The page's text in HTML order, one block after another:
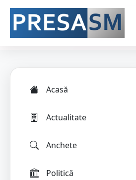
Acasă
Actualitate
Anchete
Politică